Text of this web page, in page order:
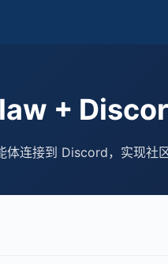
+
体连接到 Discord，实现社